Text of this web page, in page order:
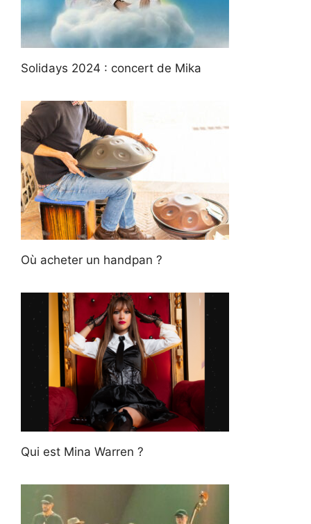
Solidays 2024 : concert de Mika
Où acheter un handpan ?
Qui est Mina Warren ?